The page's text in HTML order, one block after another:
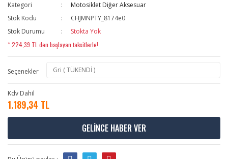
Kategori
Motosiklet Diğer Aksesuar
Stok Kodu
CHJMNPTY_8174e0
Stok Durumu
Stokta Yok
* 224,39 TL den başlayan taksitlerle!
Seçenekler
Kdv Dahil
1.189,34 TL
GELİNCE HABER VER